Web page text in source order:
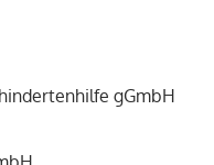
gGmbH